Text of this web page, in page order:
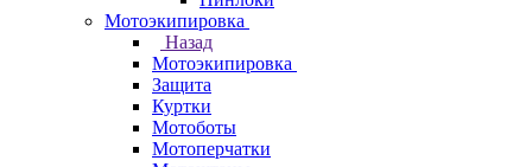
Мотоэкипировка
Назад
Мотоэкипировка
Защита
Куртки
Мотоботы
Мотоперчатки